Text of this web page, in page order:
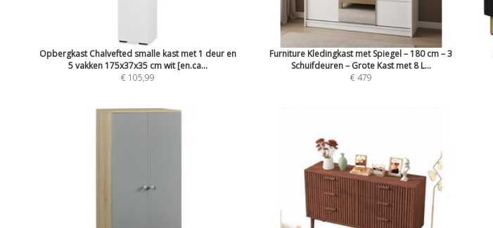
Opbergkast Chalvefted smalle kast met 1 deur en
5 vakken 175x37x35 cm wit [en.ca...
€ 105,99
Furniture Kledingkast met Spiegel – 180 cm – 3
Schuifdeuren – Grote Kast met 8 L...
€ 479